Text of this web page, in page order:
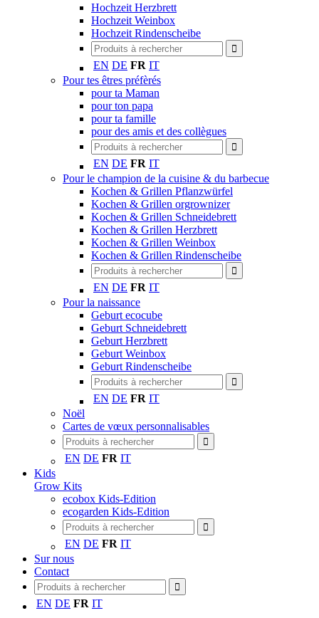
Hochzeit Herzbrett
Hochzeit Weinbox
Hochzeit Rindenscheibe
EN DE FR IT
Pour tes êtres préfèrés
pour ta Maman
pour ton papa
pour ta famille
pour des amis et des collègues
EN DE FR IT
Pour le champion de la cuisine & du barbecue
Kochen & Grillen Pflanzwürfel
Kochen & Grillen orgrownizer
Kochen & Grillen Schneidebrett
Kochen & Grillen Herzbrett
Kochen & Grillen Weinbox
Kochen & Grillen Rindenscheibe
EN DE FR IT
Pour la naissance
Geburt ecocube
Geburt Schneidebrett
Geburt Herzbrett
Geburt Weinbox
Geburt Rindenscheibe
EN DE FR IT
Noël
Cartes de vœux personnalisables
EN DE FR IT
Kids
Grow Kits
ecobox Kids-Edition
ecogarden Kids-Edition
EN DE FR IT
Sur nous
Contact
EN DE FR IT